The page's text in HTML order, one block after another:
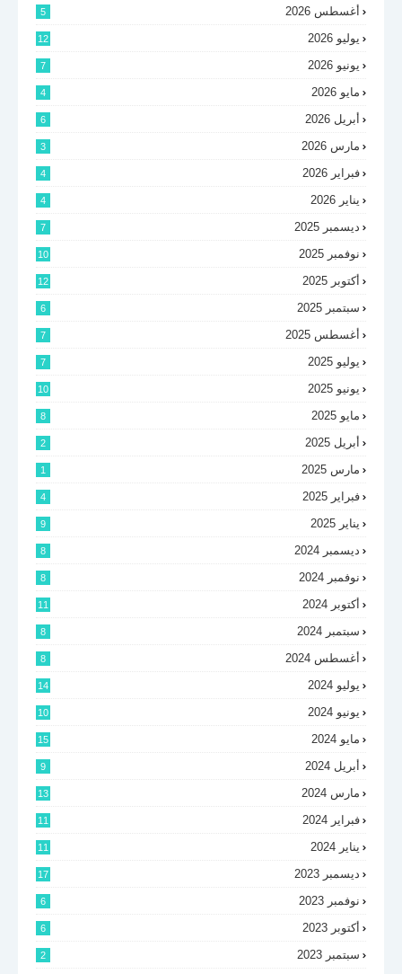
أغسطس 2026 5
يوليو 2026 12
يونيو 2026 7
مايو 2026 4
أبريل 2026 6
مارس 2026 3
فبراير 2026 4
يناير 2026 4
ديسمبر 2025 7
نوفمبر 2025 10
أكتوبر 2025 12
سبتمبر 2025 6
أغسطس 2025 7
يوليو 2025 7
يونيو 2025 10
مايو 2025 8
أبريل 2025 2
مارس 2025 1
فبراير 2025 4
يناير 2025 9
ديسمبر 2024 8
نوفمبر 2024 8
أكتوبر 2024 11
سبتمبر 2024 8
أغسطس 2024 8
يوليو 2024 14
يونيو 2024 10
مايو 2024 15
أبريل 2024 9
مارس 2024 13
فبراير 2024 11
يناير 2024 11
ديسمبر 2023 17
نوفمبر 2023 6
أكتوبر 2023 6
سبتمبر 2023 2